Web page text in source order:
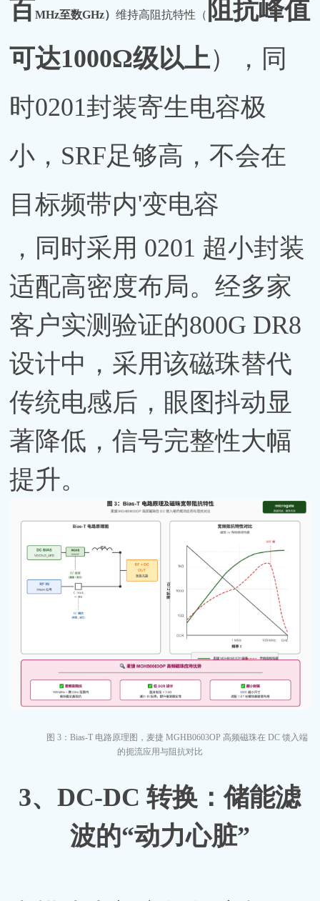
百MHz至数GHz）维持高阻抗特性（ 阻抗峰值
可达1000Ω级以上），同
时0201封装寄生电容极
小，SRF足够高，不会在
目标频带内'变电容
，同时采用 0201 超小封装
适配高密度布局。经多家
客户实测验证的800G DR8
设计中，采用该磁珠替代
传统电感后，眼图抖动显
著降低，信号完整性大幅
提升。
图 3：Bias-T 电路原理图， 麦捷 MGHB0603OP 高频磁珠在 DC 馈入端
的扼流应用与阻抗对比
3、DC-DC 转换：储能滤
波的“动力心脏”